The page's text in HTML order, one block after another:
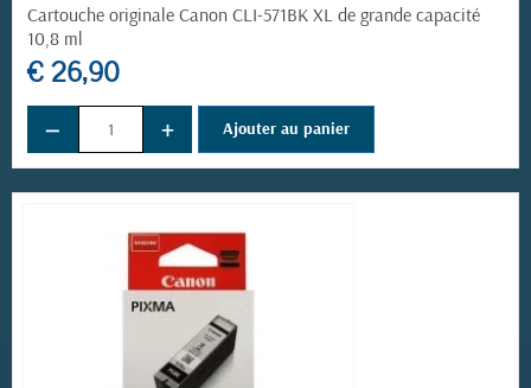
Cartouche originale Canon CLI-571BK XL de grande capacité
10,8 ml
€ 26,90
− + Ajouter au panier